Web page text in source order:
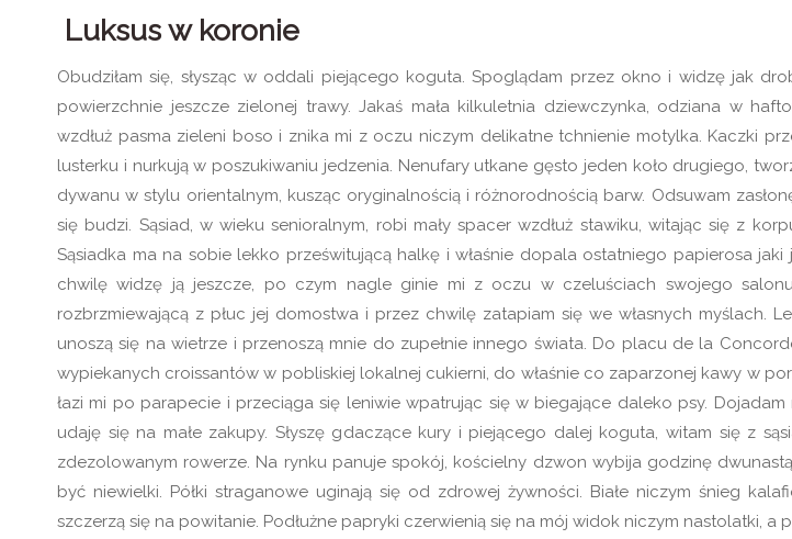
Luksus w koronie
Obudziłam się, słysząc w oddali piejącego koguta. Spoglądam przez okno i widzę jak
powierzchnie jeszcze zielonej trawy. Jakaś mała kilkuletnia dziewczynka, odziana w
wzdłuż pasma zieleni boso i znika mi z oczu niczym delikatne tchnienie motylka. Kaczki
lusterku i nurkują w poszukiwaniu jedzenia. Nenufary utkane gęsto jeden koło drugiego,
dywanu w stylu orientalnym, kusząc oryginalnością i różnorodnością barw. Odsuwam
się budzi. Sąsiad, w wieku senioralnym, robi mały spacer wzdłuż stawiku, witając się z
Sąsiadka ma na sobie lekko prześwitującą halkę i właśnie dopala ostatniego papierosa jaki
chwilę widzę ją jeszcze, po czym nagle ginie mi z oczu w czeluściach swojego
rozbrzmiewającą z płuc jej domostwa i przez chwilę zatapiam się we własnych myślach.
unoszą się na wietrze i przenoszą mnie do zupełnie innego świata. Do placu de la
wypiekanych croissantów w pobliskiej lokalnej cukierni, do właśnie co zaparzonej kawy w
łazi mi po parapecie i przeciąga się leniwie wpatrując się w biegające daleko psy. Dojadam
udaję się na małe zakupy. Słyszę gdaczące kury i piejącego dalej koguta, witam się z
zdezolowanym rowerze. Na rynku panuje spokój, kościelny dzwon wybija godzinę
być niewielki. Półki straganowe uginają się od zdrowej żywności. Białe niczym śnieg
szczerzą się na powitanie. Podłużne papryki czerwienią się na mój widok niczym nastolatki, a